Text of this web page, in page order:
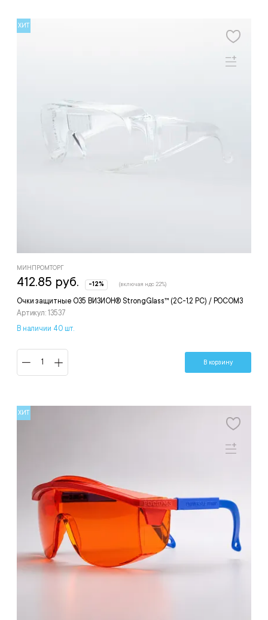
ХИТ
Очки защитные О35 ВИЗИОН® StrongGlass™ (2С-1,2 PC) / РОСОМЗ
Артикул: 13537
МИНПРОМТОРГ
412.85 руб. -12% (включая ндс 22%)
В наличии 40 шт.
В корзину
ХИТ